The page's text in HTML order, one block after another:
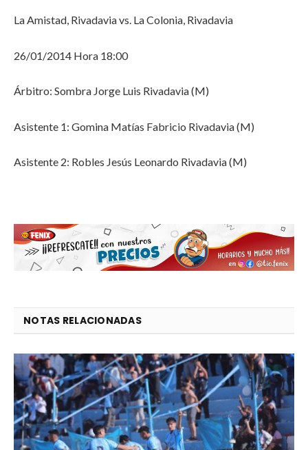
La Amistad, Rivadavia vs. La Colonia, Rivadavia
26/01/2014 Hora 18:00
Árbitro: Sombra Jorge Luis Rivadavia (M)
Asistente 1: Gomina Matías Fabricio Rivadavia (M)
Asistente 2: Robles Jesús Leonardo Rivadavia (M)
NOTAS RELACIONADAS